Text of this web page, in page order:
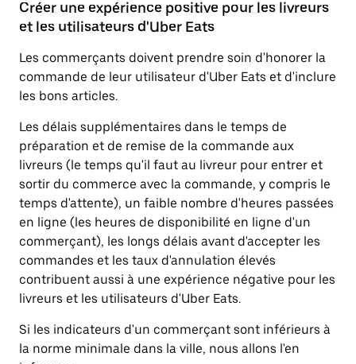
Créer une expérience positive pour les livreurs
et les utilisateurs d'Uber Eats
Les commerçants doivent prendre soin d'honorer la
commande de leur utilisateur d'Uber Eats et d'inclure
les bons articles.
Les délais supplémentaires dans le temps de
préparation et de remise de la commande aux
livreurs (le temps qu'il faut au livreur pour entrer et
sortir du commerce avec la commande, y compris le
temps d'attente), un faible nombre d'heures passées
en ligne (les heures de disponibilité en ligne d'un
commerçant), les longs délais avant d'accepter les
commandes et les taux d'annulation élevés
contribuent aussi à une expérience négative pour les
livreurs et les utilisateurs d'Uber Eats.
Si les indicateurs d'un commerçant sont inférieurs à
la norme minimale dans la ville, nous allons l'en